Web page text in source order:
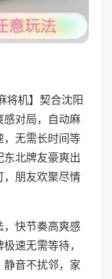
将机】契合沈阳
感对局，自动麻
，无需长时间等
北牌友豪爽出
，朋友欢聚尽情
，快节奏高爽感
速无需等待，
音不扰邻，家